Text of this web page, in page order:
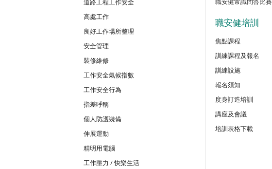
MICM
組裝合成建築工程管理人員訓練課程
MICW
組裝合成建築工程工作安全訓練課程
TST
安全使用可伸縮工作台
TSTC
道路工程工作安全
高處工作
良好工作場所整理
安全管理
裝修維修
工作安全氣候指數
工作安全行為
指差呼稱
個人防護裝備
伸展運動
精明用電腦
工作壓力 / 快樂生活
職安健培訓
焦點課程
訓練課程及報名
訓練設施
報名須知
度身訂造培訓
講座及會議
培訓表格下載